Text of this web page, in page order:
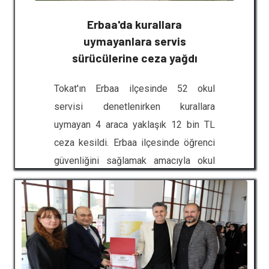
Öğrencilerin bağımlılıkla mücadele
konusunda bilinçlendirilmesini
farklı akademik birimlerinde geniş
katılımla gerçekleştiriliyor. Proje
çerçevesinde son olarak Niksar ve
Reşadiye ilçelerinde bulunan
akademik birimler ile Tıp Fakültesi'nde
eğitimler düzenlendi. Daha önce Turhal
ve Zile ilçelerinde gerçekleştirilen
etkinliklerle önemli bir öğrenci
kitlesine ulaşılmıştı. Ala
Erbaa'da kurallara
uymayanlara servis
sürücülerine ceza yağdı
Tokat'ın Erbaa ilçesinde 52 okul
servisi denetlenirken kurallara
uymayan 4 araca yaklaşık 12 bin TL
ceza kesildi. Erbaa ilçesinde öğrenci
güvenliğini sağlamak amacıyla okul
servislerine yönelik denetimler
sıklaştırıldı. İlçe Emniyet Müdürlüğü ile
İlçe Jandarma Komutanlığı ekiplerince
gerçekleştirilen uygulamada, servis
araçları tek tek durdurularak kapsamlı